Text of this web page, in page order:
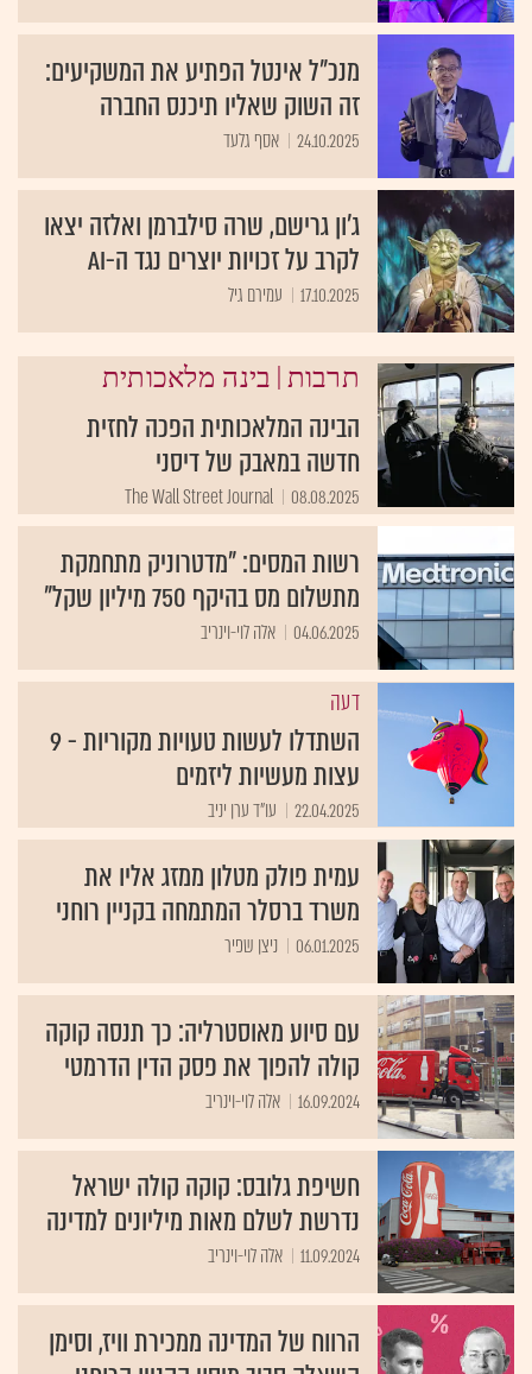
מנכ"ל אינטל הפתיע את המשקיעים:
זה השוק שאליו תיכנס החברה
24.10.2025 אסף גלעד
ג'ון גרישם, שרה סילברמן ואלזה יצאו
לקרב על זכויות יוצרים נגד ה-AI
17.10.2025 עמירם גיל
תרבות | בינה מלאכותית
הבינה המלאכותית הפכה לחזית
חדשה במאבק של דיסני
08.08.2025
The Wall Street Journal
רשות המסים: "מדטרוניק מתחמקת
מתשלום מס בהיקף 750 מיליון שקל"
04.06.2025 אלה לוי-וינריב
דעה
השתדלו לעשות טעויות מקוריות - 9
עצות מעשיות ליזמים
22.04.2025 עו"ד ערן יניב
עמית פולק מטלון ממזג אליו את
משרד ברסלר המתמחה בקניין רוחני
06.01.2025 ניצן שפיר
עם סיוע מאוסטרליה: כך תנסה קוקה
קולה להפוך את פסק הדין הדרמטי
16.09.2024 אלה לוי-וינריב
חשיפת גלובס: קוקה קולה ישראל
נדרשת לשלם מאות מיליונים למדינה
11.09.2024 אלה לוי-וינריב
הרווח של המדינה ממכירת וויז, וסימן